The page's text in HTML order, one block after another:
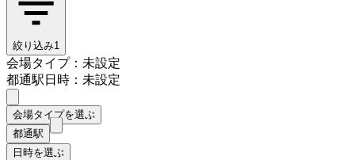
絞り込み1
会場タイプ：未設定
都通駅日時：未設定
会場タイプを選ぶ
都通駅
日時を選ぶ